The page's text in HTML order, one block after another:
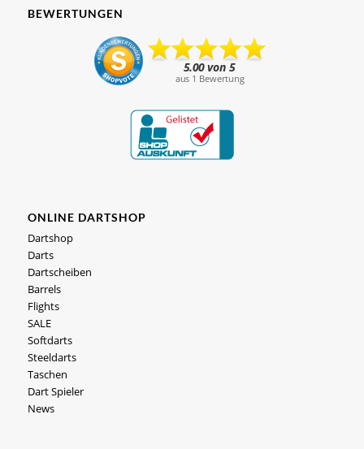
BEWERTUNGEN
ONLINE DARTSHOP
Dartshop
Darts
Dartscheiben
Barrels
Flights
SALE
Softdarts
Steeldarts
Taschen
Dart Spieler
News